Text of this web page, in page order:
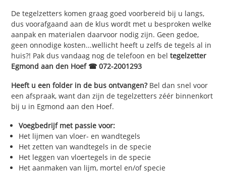
De tegelzetters komen graag goed voorbereid bij u langs,
dus voorafgaand aan de klus wordt met u besproken welke
aanpak en materialen daarvoor nodig zijn. Geen gedoe,
geen onnodige kosten...wellicht heeft u zelfs de tegels al in
huis?! Pak dus vandaag nog de telefoon en beltegelzetter
Egmond aan den Hoef ☎ 072-2001293
Heeft u een folder in de bus ontvangen?Bel dan snel voor
een afspraak, want dan zijn de tegelzetters zéér binnenkort
bij u in Egmond aan den Hoef.
Voegbedrijf met passie voor:
Het lijmen van vloer- en wandtegels
Het zetten van wandtegels in de specie
Het leggen van vloertegels in de specie
Het aanmaken van lijm, mortel en/of specie